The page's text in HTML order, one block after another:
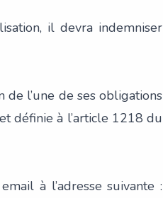
il devra indemniser
de l’une de ses obligations
définie à l’article 1218 du
à l’adresse suivante :